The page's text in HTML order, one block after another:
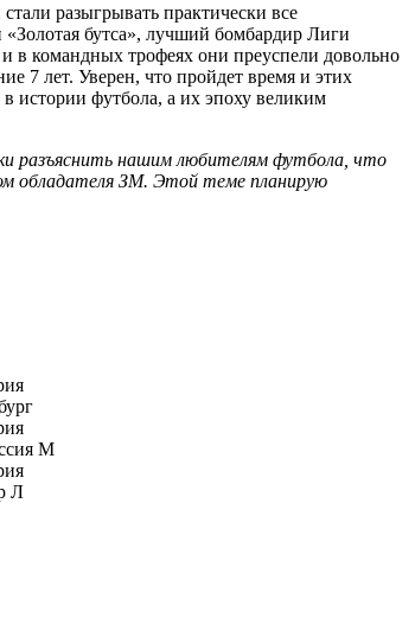
разыгрывать практически все
бутса», лучший бомбардир Лиги
в командных трофеях они преуспели довольно
7 лет. Уверен, что пройдет время и этих
футбола, а их эпоху великим
разъяснить нашим любителям футбола, что
обладателя ЗМ. Этой теме планирую
М
Л